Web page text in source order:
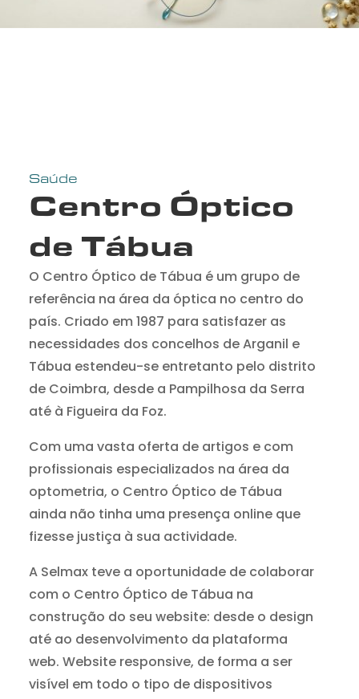
Saúde
Centro Óptico
de Tábua
O Centro Óptico de Tábua é um grupo de
referência na área da óptica no centro do
país. Criado em 1987 para satisfazer as
necessidades dos concelhos de Arganil e
Tábua estendeu-se entretanto pelo distrito
de Coimbra, desde a Pampilhosa da Serra
até à Figueira da Foz.
Com uma vasta oferta de artigos e com
profissionais especializados na área da
optometria, o Centro Óptico de Tábua
ainda não tinha uma presença online que
fizesse justiça à sua actividade.
A Selmax teve a oportunidade de colaborar
com o Centro Óptico de Tábua na
construção do seu website: desde o design
até ao desenvolvimento da plataforma
web. Website responsive, de forma a ser
visível em todo o tipo de dispositivos